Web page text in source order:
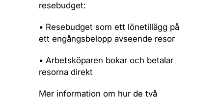
resebudget:
• Resebudget som ett lönetillägg på
ett engångsbelopp avseende resor
• Arbetsköparen bokar och betalar
resorna direkt
Mer information om hur de två